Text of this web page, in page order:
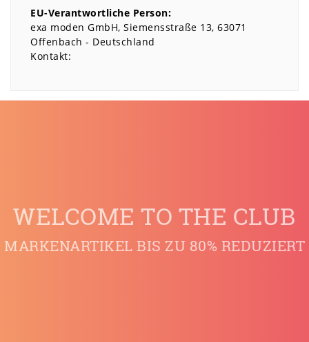
EU-Verantwortliche Person:
exa moden GmbH Siemensstraße 13 63071
Offenbach
Deutschland
Kontakt:
WELCOME TO THE CLUB
MARKENARTIKEL BIS ZU 80% REDUZIERT